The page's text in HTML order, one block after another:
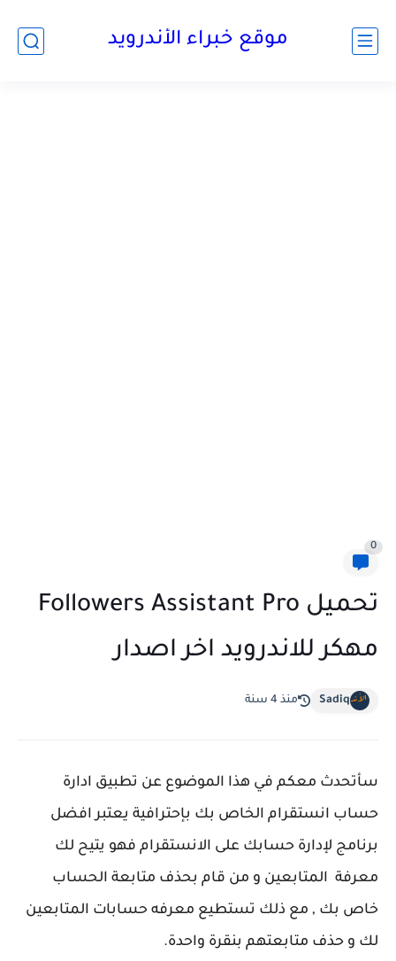
موقع خبراء الأندرويد
0
تحميل Followers Assistant Pro
مهكر للاندرويد اخر اصدار
Sadiq منذ 4 سنة
سأتحدث معكم في هذا الموضوع عن تطبيق ادارة
حساب انستقرام الخاص بك بإحترافية يعتبر افضل
برنامج لإدارة حسابك على الانستقرام فهو يتيح لك
معرفة المتابعين و من قام بحذف متابعة الحساب
خاص بك , مع ذلك تستطيع معرفه حسابات المتابعين
لك و حذف متابعتهم بنقرة واحدة.